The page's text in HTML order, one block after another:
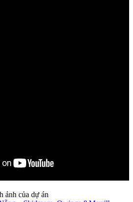
ảnh của dự án